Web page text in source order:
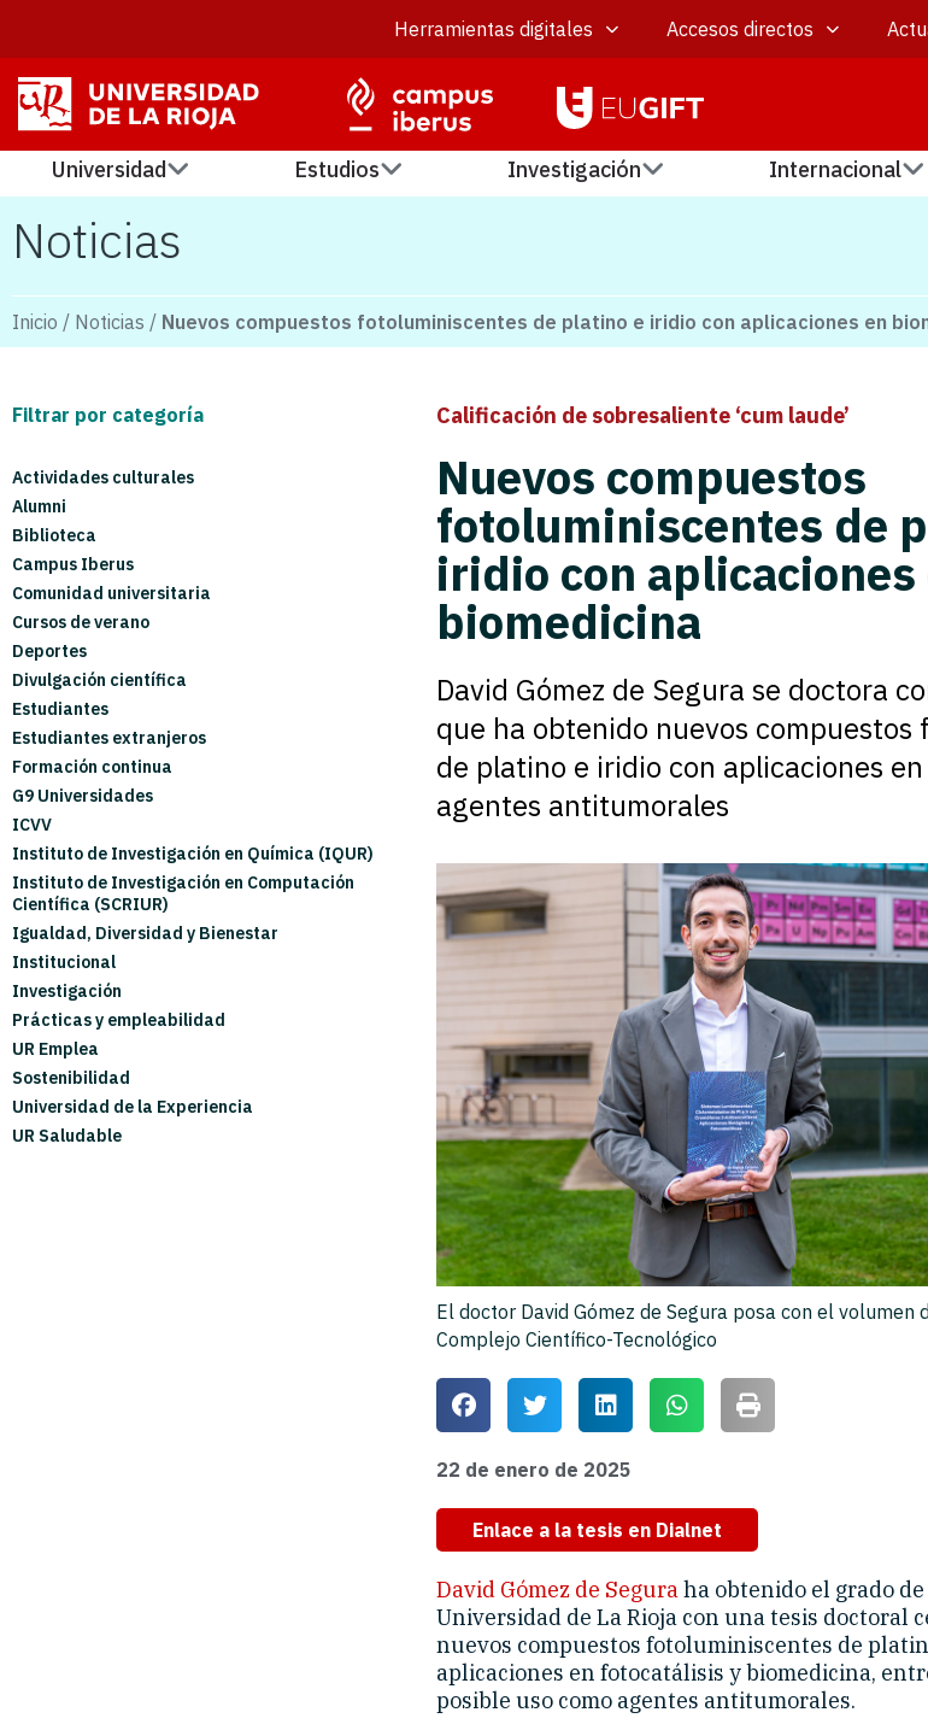
Herramientas digitales Accesos directos
Universidad Estudios Investigación Internacional
Noticias
Inicio / Noticias / Nuevos compuestos fotoluminiscentes de platino e iridio con aplicaciones en
Filtrar por categoría
Actividades culturales
Alumni
Biblioteca
Campus Iberus
Comunidad universitaria
Cursos de verano
Deportes
Divulgación científica
Estudiantes
Estudiantes extranjeros
Formación continua
G9 Universidades
ICVV
Instituto de Investigación en Química (IQUR)
Instituto de Investigación en Computación
Científica (SCRIUR)
Igualdad, Diversidad y Bienestar
Institucional
Investigación
Prácticas y empleabilidad
UR Emplea
Sostenibilidad
Universidad de la Experiencia
UR Saludable
Calificación de sobresaliente ‘cum laude’
Nuevos compuestos
fotoluminiscentes de
iridio con aplicaciones
biomedicina
David Gómez de Segura se doctora
que ha obtenido nuevos
de platino e iridio con aplicaciones
agentes antitumorales
El doctor David Gómez de Segura posa con el volumen
Complejo Científico-Tecnológico
22 de enero de 2025
Enlace a la tesis en Dialnet
David Gómez de Seguraha obtenido el grado
Universidad de La Rioja con una tesis doctoral
nuevos compuestos fotoluminiscentes de
aplicaciones en fotocatálisis y biomedicina,
posible uso como agentes antitumorales.